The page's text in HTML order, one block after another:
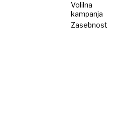
Volilna
kampanja
Zasebnost